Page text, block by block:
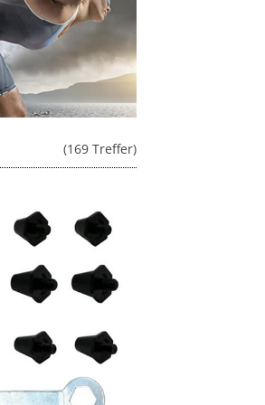
(169 Treffer)